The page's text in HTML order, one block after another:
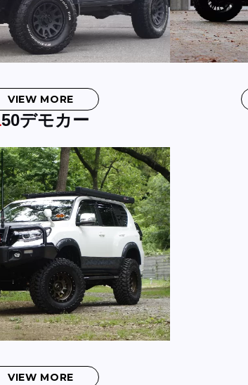
VIEW MORE
150デモカー
VIEW MORE